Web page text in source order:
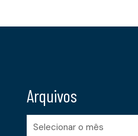
Arquivos
Arquivos